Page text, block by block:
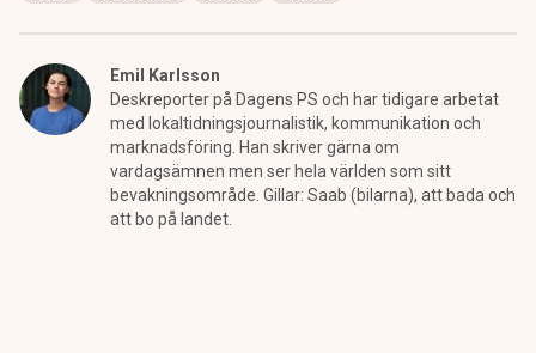
Emil Karlsson
Deskreporter på Dagens PS och har tidigare arbetat
med lokaltidningsjournalistik, kommunikation och
marknadsföring. Han skriver gärna om
vardagsämnen men ser hela världen som sitt
bevakningsområde. Gillar: Saab (bilarna), att bada och
att bo på landet.